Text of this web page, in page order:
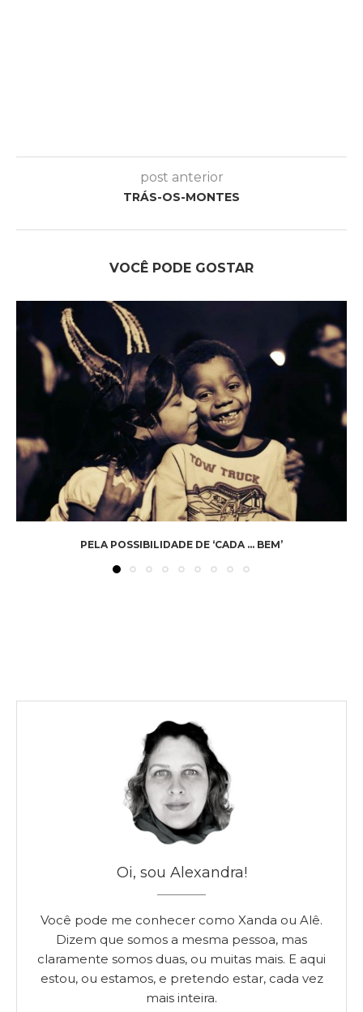
post anterior
TRÁS-OS-MONTES
VOCÊ PODE GOSTAR
PELA POSSIBILIDADE DE ‘CADA … BEM’
Oi, sou Alexandra!
Você pode me conhecer como Xanda ou Alê.
Dizem que somos a mesma pessoa, mas
claramente somos duas, ou muitas mais. E aqui
estou, ou estamos, e pretendo estar, cada vez
mais inteira.